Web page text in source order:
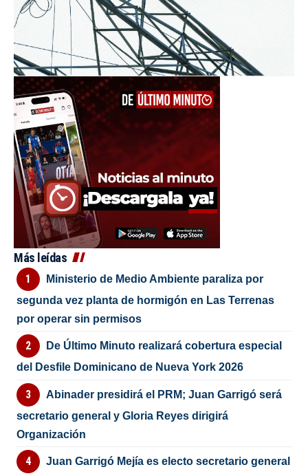
Más leídas
Ministerio de Medio Ambiente paraliza por
segunda vez planta de hormigón en Las Terrenas
por operar sin permisos
De Último Minuto realizará cobertura especial
del Desfile Dominicano de Nueva York 2026
Abinader presidirá el PRM; Juan Garrigó será
secretario general y Gloria Reyes dirigirá
Organización
Juan Garrigó Mejía es electo secretario general